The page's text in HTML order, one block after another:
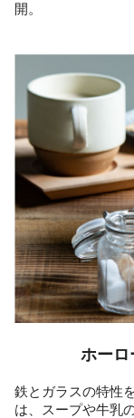
開。
ホーロ
鉄とガラスの特性
は、スープや牛乳